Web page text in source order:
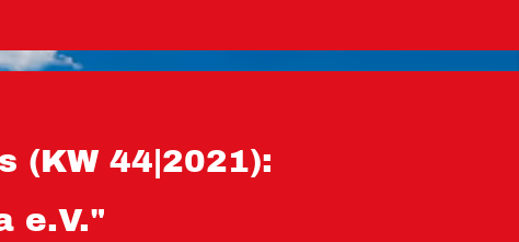
(KW 44|2021):
e.V."